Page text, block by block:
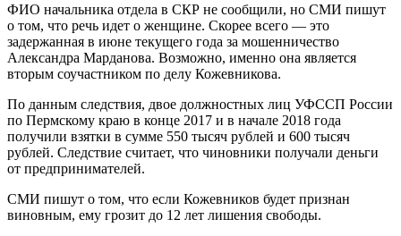
ФИО начальника отдела в СКР не сообщили, но СМИ пишут
о том, что речь идет о женщине. Скорее всего — это
задержанная в июне текущего года за мошенничество
Александра Марданова. Возможно, именно она является
вторым соучастником по делу Кожевникова.
По данным следствия, двое должностных лиц УФССП России
по Пермскому краю в конце 2017 и в начале 2018 года
получили взятки в сумме 550 тысяч рублей и 600 тысяч
рублей. Следствие считает, что чиновники получали деньги
от предпринимателей.
СМИ пишут о том, что если Кожевников будет признан
виновным, ему грозит до 12 лет лишения свободы.